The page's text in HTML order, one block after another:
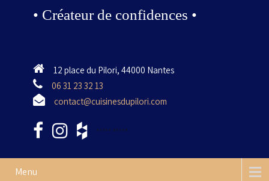
• Créateur de confidences •
12 place du Pilori, 44000 Nantes
06 31 23 32 13
contact@cuisinesdupilori.com
••••• •••••
Menu